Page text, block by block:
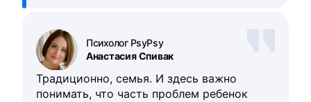
Анастасия Спивак
Психолог PsyPsy
Традиционно, семья. И здесь важно
понимать, что часть проблем ребенок